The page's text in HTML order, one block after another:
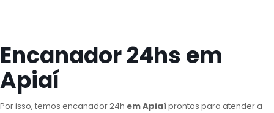
Encanador 24hs em
Apiaí
Por isso, temos encanador 24h em Apiaí prontos para atender a